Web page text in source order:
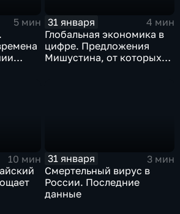
5 мин
31 января
4 мин
Глобальная экономика в
цифре. Предложения
Мишустина, от которых
10 мин
31 января
3 мин
Смертельный вирус в
России. Последние
данные